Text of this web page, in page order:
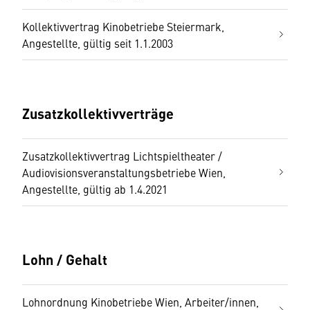
Kollektivvertrag Kinobetriebe Steiermark,
Angestellte, gültig seit 1.1.2003
Zusatzkollektivverträge
Zusatzkollektivvertrag Lichtspieltheater /
Audiovisionsveranstaltungsbetriebe Wien,
Angestellte, gültig ab 1.4.2021
Lohn / Gehalt
Lohnordnung Kinobetriebe Wien, Arbeiter/innen,